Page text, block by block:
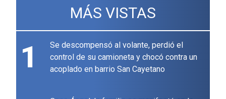
MÁS VISTAS
1
Se descompensó al volante, perdió el
control de su camioneta y chocó contra un
acoplado en barrio San Cayetano